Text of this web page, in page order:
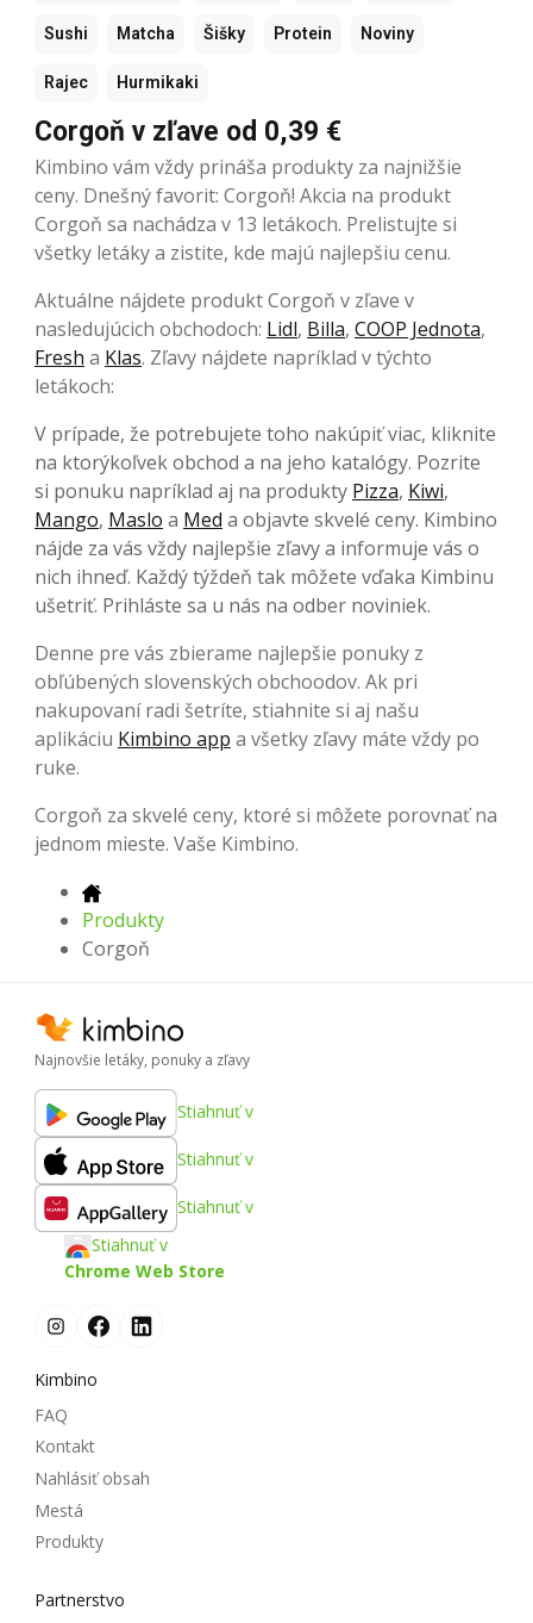
Sushi Matcha Šišky Protein Noviny
Rajec Hurmikaki
Corgoň v zľave od 0,39 €
Kimbino vám vždy prináša produkty za najnižšie
ceny. Dnešný favorit: Corgoň! Akcia na produkt
Corgoň sa nachádza v 13 letákoch. Prelistujte si
všetky letáky a zistite, kde majú najlepšiu cenu.
Aktuálne nájdete produkt Corgoň v zľave v
nasledujúcich obchodoch: Lidl, Billa, COOP Jednota,
Fresh a Klas. Zľavy nájdete napríklad v týchto
letákoch:
V prípade, že potrebujete toho nakúpiť viac, kliknite
na ktorýkoľvek obchod a na jeho katalógy. Pozrite
si ponuku napríklad aj na produkty Pizza, Kiwi,
Mango, Maslo a Med a objavte skvelé ceny. Kimbino
nájde za vás vždy najlepšie zľavy a informuje vás o
nich ihneď. Každý týždeň tak môžete vďaka Kimbinu
ušetriť. Prihláste sa u nás na odber noviniek.
Denne pre vás zbierame najlepšie ponuky z
obľúbených slovenských obchoodov. Ak pri
nakupovaní radi šetríte, stiahnite si aj našu
aplikáciu Kimbino app a všetky zľavy máte vždy po
ruke.
Corgoň za skvelé ceny, ktoré si môžete porovnať na
jednom mieste. Vaše Kimbino.
Produkty
Corgoň
Najnovšie letáky, ponuky a zľavy
Stiahnuť v
Stiahnuť v
Stiahnuť v
Stiahnuť v
Chrome Web Store
Kimbino
FAQ
Kontakt
Nahlásiť obsah
Mestá
Produkty
Partnerstvo